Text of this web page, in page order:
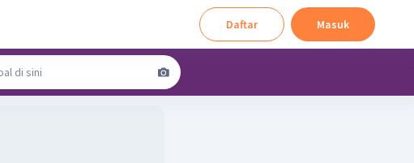
Daftar Masuk